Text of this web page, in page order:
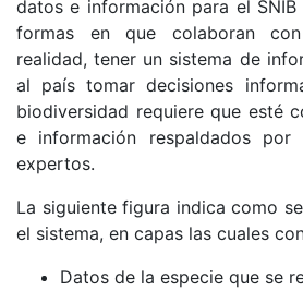
datos e información para el
formas en que colaboran
realidad, tener un sistema de
al país tomar decisiones
biodiversidad requiere que esté
e información respaldados
expertos.
La siguiente figura indica como
el sistema, en capas las cuales
Datos de la especie que se